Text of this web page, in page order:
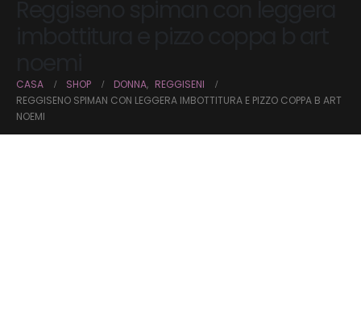
CASA SHOP DONNA, REGGISENI
REGGISENO SPIMAN CON LEGGERA IMBOTTITURA E PIZZO COPPA B ART
NOEMI